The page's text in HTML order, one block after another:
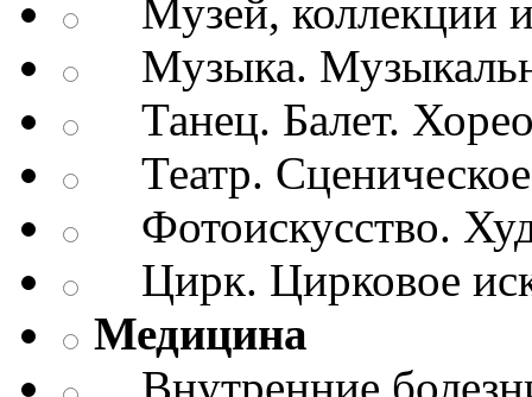
Музей, коллекции
Музыка.
Танец. Балет.
Театр. Сценическое
Фотоискусство.
Цирк. Цирковое
Медицина